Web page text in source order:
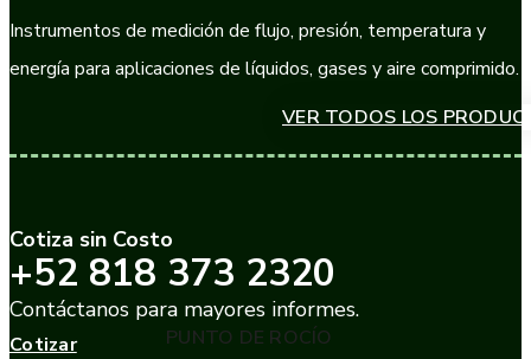
VER TODOS LOS
PUNTO DE ROCÍO
Instrumentos de medición de flujo, presión, temperatura y
energía para aplicaciones de líquidos, gases y aire comprimido.
Cotiza sin Costo
+52 818 373 2320
Contáctanos para mayores informes.
Cotizar